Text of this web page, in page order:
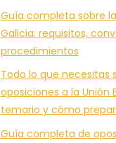
Guía completa sobre
Galicia: requisitos,
procedimientos
Todo lo que necesitas
oposiciones a la Unión
temario y cómo
Guía completa de